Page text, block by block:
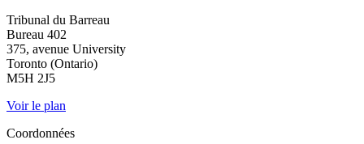
Tribunal du Barreau
Bureau 402
375, avenue University
Toronto (Ontario)
M5H 2J5
Voir le plan
Coordonnées